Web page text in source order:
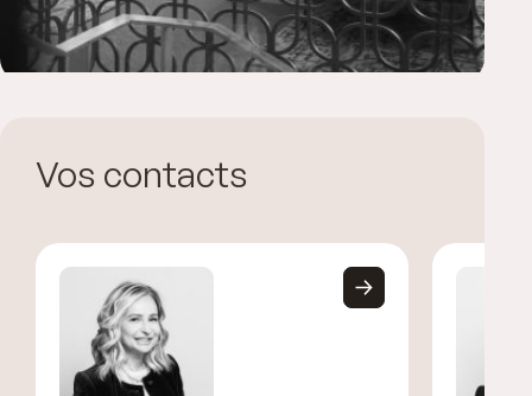
Vos contacts